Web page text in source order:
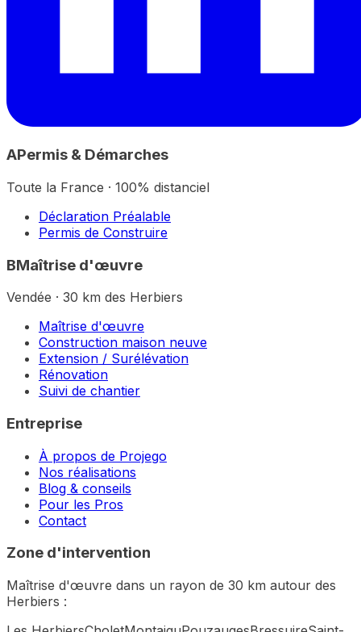
APermis & Démarches
Toute la France · 100% distanciel
Déclaration Préalable
Permis de Construire
BMaîtrise d'œuvre
Vendée · 30 km des Herbiers
Maîtrise d'œuvre
Construction maison neuve
Extension / Surélévation
Rénovation
Suivi de chantier
Entreprise
À propos de Projego
Nos réalisations
Blog & conseils
Pour les Pros
Contact
Zone d'intervention
Maîtrise d'œuvre dans un rayon de 30 km autour des
Herbiers :